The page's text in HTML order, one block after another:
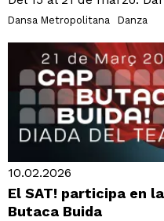
Dansa Metropolitana Danza
10.02.2026
El SAT! participa en
Butaca Buida